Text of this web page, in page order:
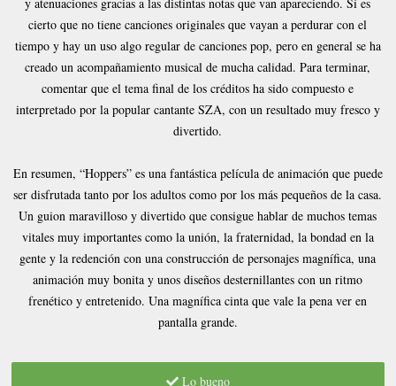
cierto que no tiene canciones originales que vayan a perdurar con el
tiempo y hay un uso algo regular de canciones pop, pero en general se ha
creado un acompañamiento musical de mucha calidad. Para terminar,
comentar que el tema final de los créditos ha sido compuesto e
interpretado por la popular cantante SZA, con un resultado muy fresco y
divertido.
En resumen, “Hoppers” es una fantástica película de animación que puede
ser disfrutada tanto por los adultos como por los más pequeños de la casa.
Un guion maravilloso y divertido que consigue hablar de muchos temas
vitales muy importantes como la unión, la fraternidad, la bondad en la
gente y la redención con una construcción de personajes magnífica, una
animación muy bonita y unos diseños desternillantes con un ritmo
frenético y entretenido. Una magnífica cinta que vale la pena ver en
pantalla grande.
Lo bueno